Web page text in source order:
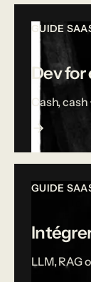
GUIDE
Dev
Cash,
GUIDE
LLM, RAG